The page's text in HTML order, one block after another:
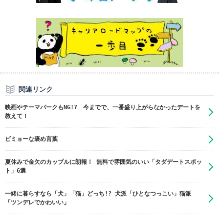
関連リンク
映画やテーマパークもNG!? 今までで、一番盛り上がらなかったデートを
教えて！
ビミョーな褒め言葉
夏休みで金欠のカップルに朗報！ 無料で雰囲気のいい「タダデートスポッ
ト」6選
一緒に暮らすなら「犬」「猫」どっち!? 犬派「ひとなつっこい」猫派
「ツンデレでかわいい」